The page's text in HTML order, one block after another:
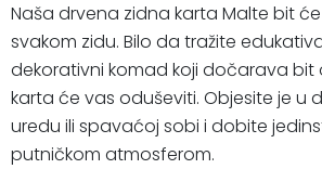
Naša drvena zidna karta Malte bit
svakom zidu. Bilo da tražite
dekorativni komad koji dočarava bit
karta će vas oduševiti. Objesite je u
uredu ili spavaćoj sobi i dobite
putničkom atmosferom.